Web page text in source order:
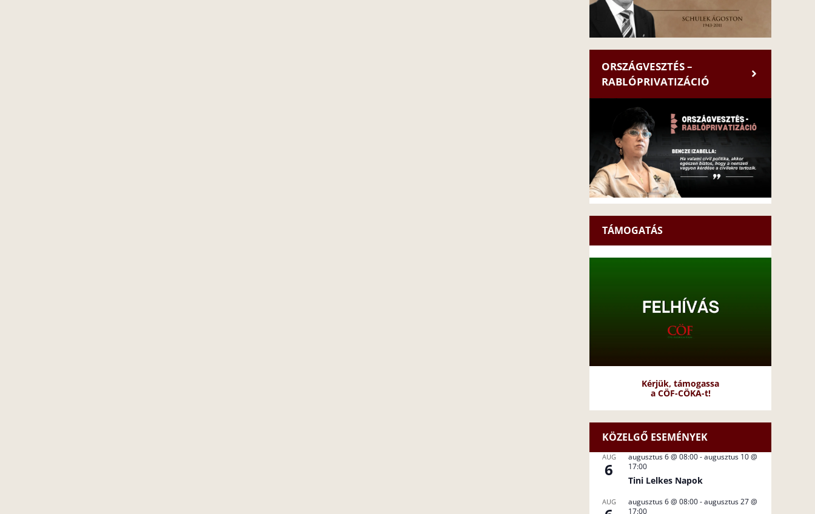
ORSZÁGVESZTÉS –
RABLÓPRIVATIZÁCIÓ
TÁMOGATÁS
Kérjük, támogassa
a CÖF-CÖKA-t!
KÖZELGŐ ESEMÉNYEK
AUG
6
augusztus 6 @ 08:00-augusztus 10 @
17:00
Tini Lelkes Napok
AUG augusztus 6 @ 08:00-augusztus 27 @
17:00